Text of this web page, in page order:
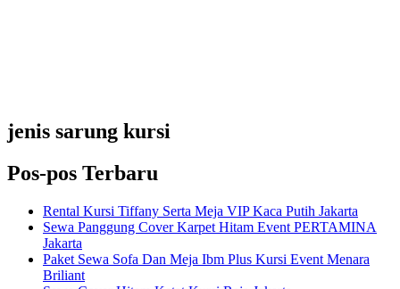
jenis sarung kursi
Pos-pos Terbaru
Rental Kursi Tiffany Serta Meja VIP Kaca Putih Jakarta
Sewa Panggung Cover Karpet Hitam Event PERTAMINA
Jakarta
Paket Sewa Sofa Dan Meja Ibm Plus Kursi Event Menara
Briliant